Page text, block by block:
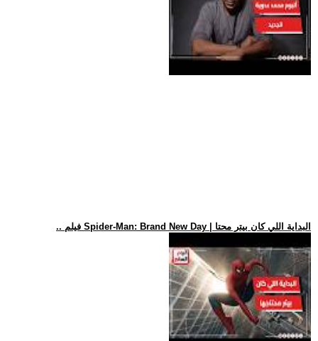
.. فيلم Spider-Man: Brand New Day | البداية اللي كان بيتر محتا